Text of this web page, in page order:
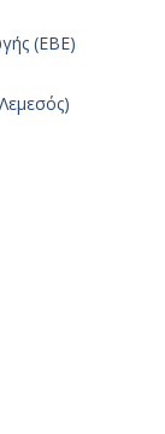
(ΕΒΕ)